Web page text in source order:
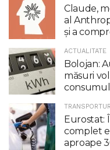
Claude,
al
şi a
ACTUALITATE
Bolojan:
măsuri
consumul
Eurostat:
complet
aproape